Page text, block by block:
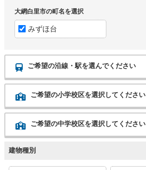
大網白里市の町名を選択
みずほ台
ご希望の沿線・駅を選んでください
ご希望の小学校区を選択してください
ご希望の中学校区を選択してください
建物種別